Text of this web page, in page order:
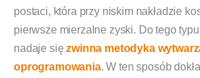
postaci, która przy niskim nakładzie
pierwsze mierzalne zyski. Do tego
nadaje sięzwinna metodyka
oprogramowania. W ten sposób